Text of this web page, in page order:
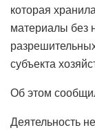
которая
материалы без
субъекта
Об этом
Деятельность